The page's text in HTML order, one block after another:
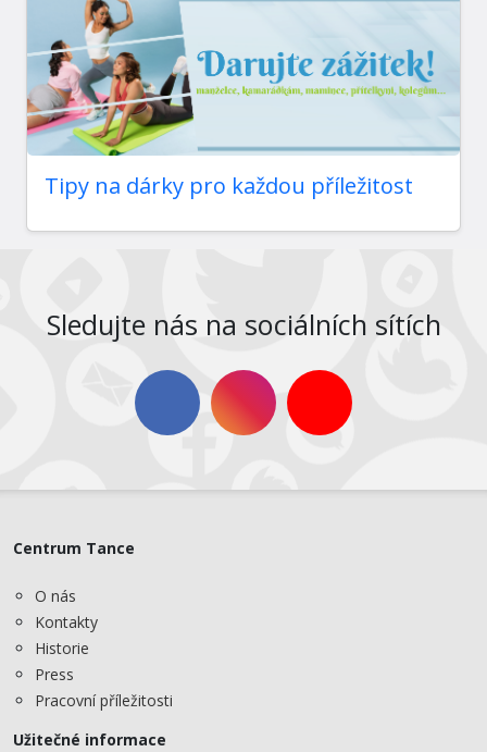
Tipy na dárky pro každou příležitost
Sledujte nás na sociálních sítích
Centrum Tance
O nás
Kontakty
Historie
Press
Pracovní příležitosti
Užitečné informace